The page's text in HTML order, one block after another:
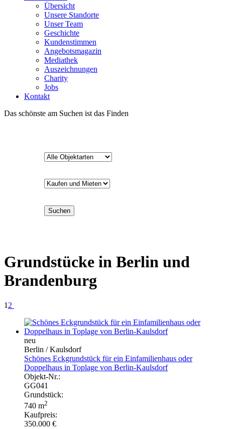
Übersicht
Unsere Standorte
Unser Team
Geschichte
Kundenstimmen
Angebotsmagazin
Mediathek
Auszeichnungen
Charity
Jobs
Kontakt
Das schönste am Suchen ist das Finden
Suchen
Grundstücke in Berlin und
Brandenburg
1 2
neu
Berlin / Kaulsdorf
Schönes Eckgrundstück für ein Einfamilienhaus oder
Doppelhaus in Toplage von Berlin-Kaulsdorf
Objekt-Nr.:
GG041
Grundstück:
740 m2
Kaufpreis:
350.000 €